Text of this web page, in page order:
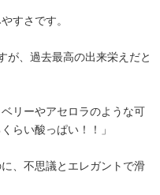
すさです。
が、過去最高の出来栄えだと
リーやアセロラのような可
らい酸っぱい！！」
、不思議とエレガントで滑